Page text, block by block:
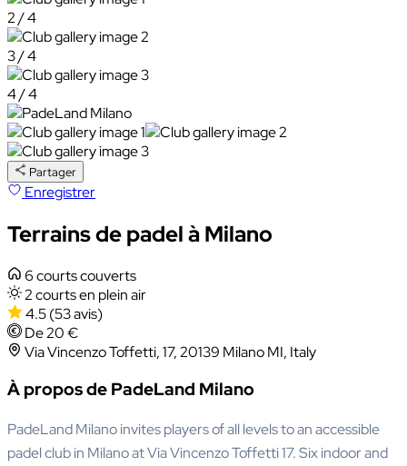
2 / 4
3 / 4
4 / 4
Partager
Enregistrer
Terrains de padel à Milano
6 courts couverts
2 courts en plein air
4.5(53 avis)
De 20 €
Via Vincenzo Toffetti, 17, 20139 Milano MI, Italy
À propos de PadeLand Milano
PadeLand Milano invites players of all levels to an accessible
padel club in Milano at Via Vincenzo Toffetti 17. Six indoor and